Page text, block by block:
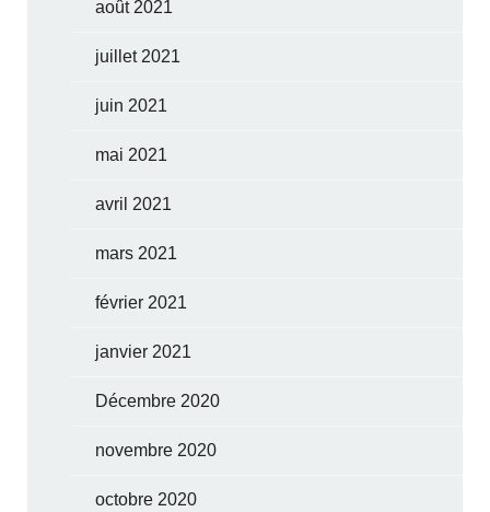
août 2021
juillet 2021
juin 2021
mai 2021
avril 2021
mars 2021
février 2021
janvier 2021
Décembre 2020
novembre 2020
octobre 2020